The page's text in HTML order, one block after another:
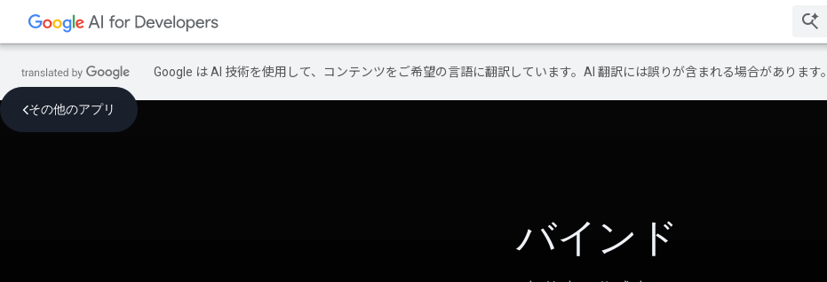
Google は AI 技術を使用して、コンテンツをご希望の言語に翻訳しています。AI 翻訳には誤りが含まれる場合があります。
その他のアプリ
バインド